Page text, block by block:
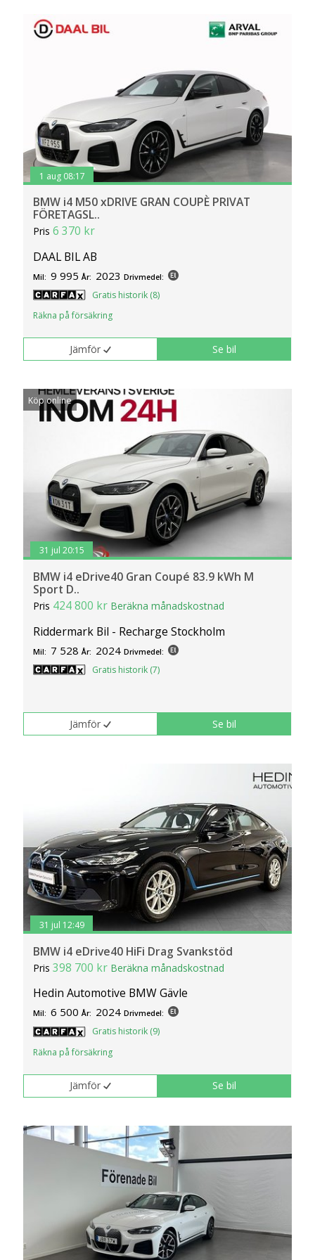
1 aug 08:17
BMW i4 M50 xDRIVE GRAN COUPÈ PRIVAT
FÖRETAGSL..
Pris6 370 kr
DAAL BIL AB
Mil: 9 995 År: 2023 Drivmedel:
Gratis historik (8)
Räkna på försäkring
Jämför Se bil
Köp online
31 jul 20:15
BMW i4 eDrive40 Gran Coupé 83.9 kWh M
Sport D..
Pris 424 800 kr Beräkna månadskostnad
Riddermark Bil - Recharge Stockholm
Mil: 7 528 År: 2024 Drivmedel:
Gratis historik (7)
Jämför Se bil
31 jul 12:49
BMW i4 eDrive40 HiFi Drag Svankstöd
Pris398 700 kr Beräkna månadskostnad
Hedin Automotive BMW Gävle
Mil: 6 500 År: 2024 Drivmedel:
Gratis historik (9)
Räkna på försäkring
Jämför Se bil